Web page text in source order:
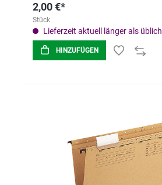
2,00 €*
Stück
Lieferzeit aktuell länger als üblich
HINZUFÜGEN